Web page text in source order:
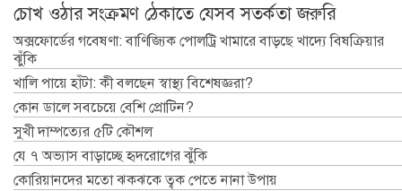
চোখ ওঠার সংক্রমণ ঠেকাতে যেসব সতর্কতা জরুরি
অক্সফোর্ডের গবেষণা: বাণিজ্যিক পোলট্রি খামারে বাড়ছে খাদ্যে বিষক্রিয়ার
ঝুঁকি
খালি পায়ে হাঁটা: কী বলছেন স্বাস্থ্য বিশেষজ্ঞরা?
কোন ডালে সবচেয়ে বেশি প্রোটিন?
সুখী দাম্পত্যের ৫টি কৌশল
যে ৭ অভ্যাস বাড়াচ্ছে হৃদরোগের ঝুঁকি
কোরিয়ানদের মতো ঝকঝকে ত্বক পেতে নানা উপায়